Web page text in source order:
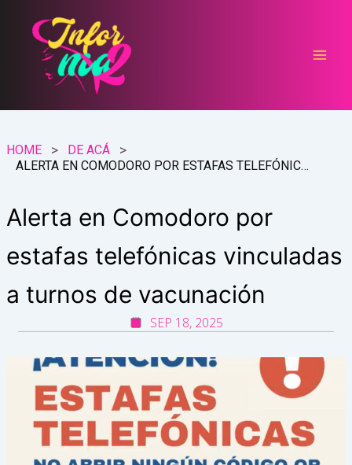
contenido
HOME
DE ACÁ
ALERTA EN COMODORO POR ESTAFAS TELEFÓNICAS VINCULADAS A TURNOS DE VACUNACIÓN
Alerta en Comodoro por
estafas telefónicas vinculadas
a turnos de vacunación
SEP 18, 2025